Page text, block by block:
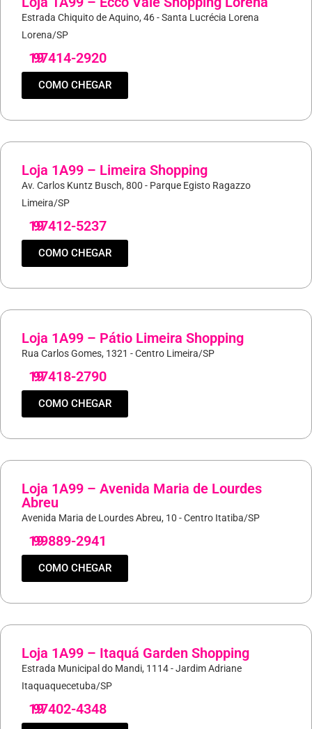
Estrada Chiquito de Aquino, 46 - Santa Lucrécia Lorena
Lorena/SP
19
97414-2920
COMO CHEGAR
Loja 1A99 – Limeira Shopping
Av. Carlos Kuntz Busch, 800 - Parque Egisto Ragazzo
Limeira/SP
19
97412-5237
COMO CHEGAR
Loja 1A99 – Pátio Limeira Shopping
Rua Carlos Gomes, 1321 - Centro Limeira/SP
19
97418-2790
COMO CHEGAR
Loja 1A99 – Avenida Maria de Lourdes
Abreu
Avenida Maria de Lourdes Abreu, 10 - Centro Itatiba/SP
19
99889-2941
COMO CHEGAR
Loja 1A99 – Itaquá Garden Shopping
Estrada Municipal do Mandi, 1114 - Jardim Adriane
Itaquaquecetuba/SP
19
97402-4348